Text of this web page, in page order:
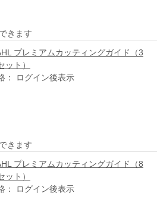
きます
プレミアムカッティングガイド（3
ット）
： ログイン後表示
きます
プレミアムカッティングガイド（8
ット）
： ログイン後表示